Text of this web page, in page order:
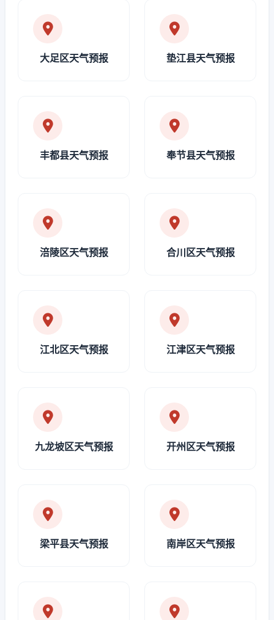
大足区天气预报 垫江县天气预报
丰都县天气预报 奉节县天气预报
涪陵区天气预报 合川区天气预报
江北区天气预报 江津区天气预报
九龙坡区天气预报 开州区天气预报
梁平县天气预报 南岸区天气预报